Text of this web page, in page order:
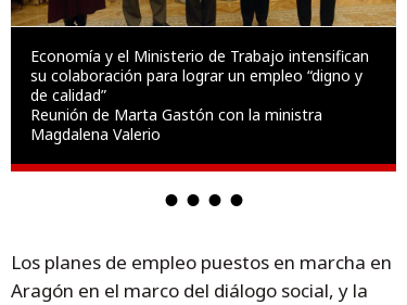
Economía y el Ministerio de Trabajo intensifican
su colaboración para lograr un empleo “digno y
de calidad”
Reunión de Marta Gastón con la ministra
Magdalena Valerio
Los planes de empleo puestos en marcha en
Aragón en el marco del diálogo social, y la